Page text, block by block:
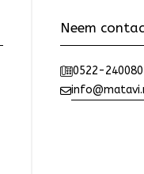
Neem
0522-240080